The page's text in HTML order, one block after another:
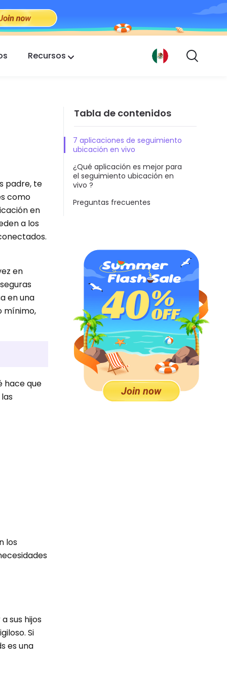
Recursos
padre, te
como
en
a los
en
en una
mínimo,
hace que
los
sus hijos
Si
es una
Tabla de contenidos
7 aplicaciones de seguimiento
ubicación en vivo
¿Qué aplicación es mejor para
el seguimiento ubicación en
vivo ?
Preguntas frecuentes